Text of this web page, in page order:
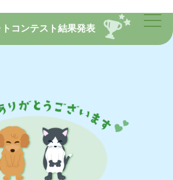
トコンテスト結果発表